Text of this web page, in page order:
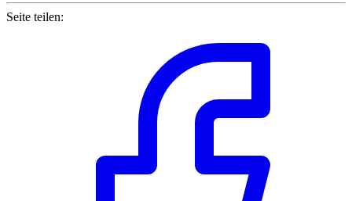
Seite teilen: